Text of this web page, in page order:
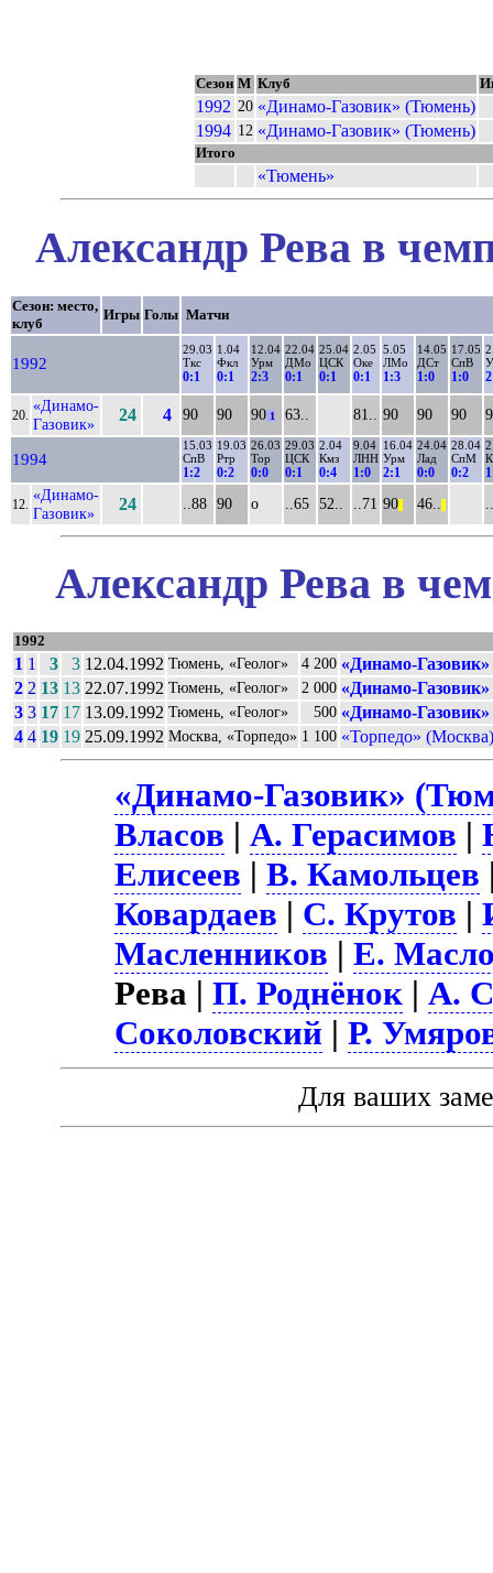
Сезон М Клуб
1992 20 «Динамо-Газовик» (Тюмень)
1994 12 «Динамо-Газовик» (Тюмень)
Итого
«Тюмень»
Александр Рева в
Сезон: место,
клуб
Игры Голы Матчи
1992
29.03
Ткс
0:1
1.04
Фкл
0:1
12.04
Урм
2:3
22.04
ДМо
0:1
25.04
ЦСК
0:1
2.05
Оке
0:1
5.05
ЛМо
1:3
14.05
ДСт
1:0
17.05
СпВ
1:0
20.
«Динамо-
Газовик»
24 4 90 90 90 1 63.. 81.. 90 90 90
1994
15.03
СпВ
1:2
19.03
Ртр
0:2
26.03
Тор
0:0
29.03
ЦСК
0:1
2.04
Кмз
0:4
9.04
ЛНН
1:0
16.04
Урм
2:1
24.04
Лад
0:0
28.04
СпМ
0:2
12.
«Динамо-
Газовик»
24 ..88 90 о ..65 52.. ..71 90 46..
Александр Рева в
1992
1 1 3 3 12.04.1992 Тюмень, «Геолог» 4 200 «Динамо-
2 2 13 13 22.07.1992 Тюмень, «Геолог» 2 000 «Динамо-
3 3 17 17 13.09.1992 Тюмень, «Геолог» 500 «Динамо-
4 4 19 19 25.09.1992 Москва, «Торпедо» 1 100 «Торпедо»
«Динамо-Газовик»
Власов |А. Герасимов |
Елисеев |В. Камольцев
Ковардаев | С. Крутов |
Масленников |Е.
Рева |П. Роднёнок |А.
Соколовский |Р.
Для ваших